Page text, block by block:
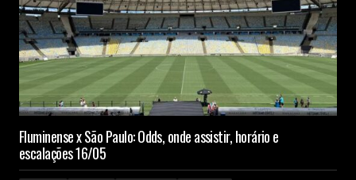
Fluminense x São Paulo: Odds, onde assistir, horário e
escalações 16/05